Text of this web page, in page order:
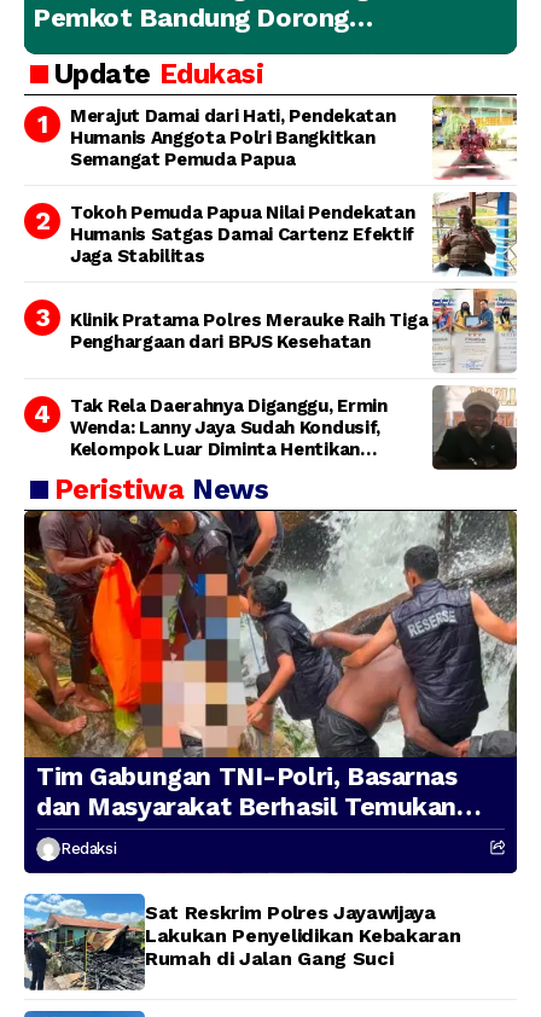
Pemkot Bandung Dorong
Penanganan Hewan yang
Bertanggung Jawab
Update Edukasi
Merajut Damai dari Hati, Pendekatan
Humanis Anggota Polri Bangkitkan
Semangat Pemuda Papua
Tokoh Pemuda Papua Nilai Pendekatan
Humanis Satgas Damai Cartenz Efektif
Jaga Stabilitas
Klinik Pratama Polres Merauke Raih Tiga
Penghargaan dari BPJS Kesehatan
Tak Rela Daerahnya Diganggu, Ermin
Wenda: Lanny Jaya Sudah Kondusif,
Kelompok Luar Diminta Hentikan
Peristiwa News
Tim Gabungan TNI-Polri, Basarnas
dan Masyarakat Berhasil Temukan
Presenter TVRI Papua Barat yang
Hilang di Sungai Memti
Redaksi
Sat Reskrim Polres Jayawijaya
Lakukan Penyelidikan Kebakaran
Rumah di Jalan Gang Suci